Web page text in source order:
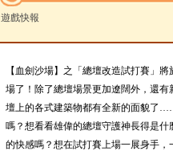
遊戲快報
【血劍沙場】之「總壇改造試打賽」
場了！除了總壇場景更加遼闊外，還
壇上的各式建築物都有全新的面貌了
嗎？想看看雄偉的總壇守護神長得是
的快感嗎？想在試打賽上場一展身手